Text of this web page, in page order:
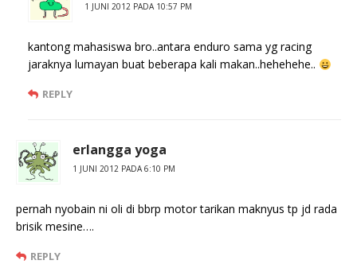
1 JUNI 2012 PADA 10:57 PM
kantong mahasiswa bro..antara enduro sama yg racing
jaraknya lumayan buat beberapa kali makan..hehehehe..
REPLY
erlangga yoga
1 JUNI 2012 PADA 6:10 PM
pernah nyobain ni oli di bbrp motor tarikan maknyus tp jd rada
brisik mesine….
REPLY